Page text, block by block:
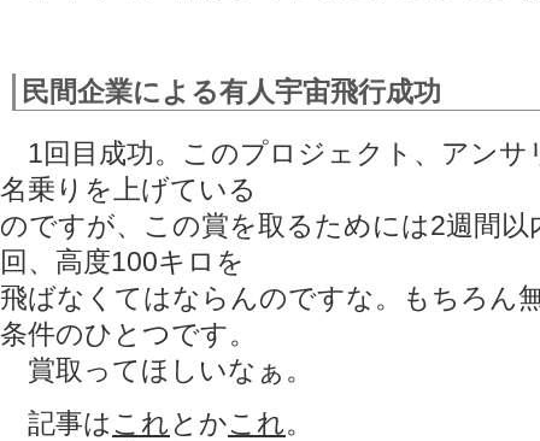
民間企業による有人宇宙飛行成功
1回目成功。このプロジェクト、アンサ
名乗りを上げている
のですが、この賞を取るためには2週間以
回、高度100キロを
飛ばなくてはならんのですな。もちろん
条件のひとつです。
賞取ってほしいなぁ。
記事はこれとかこれ。